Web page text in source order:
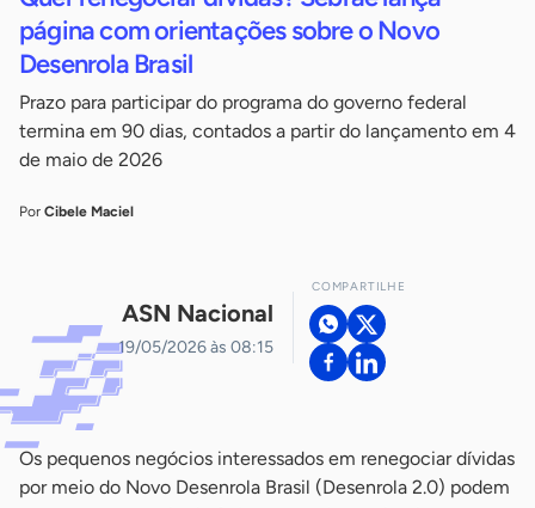
página com orientações sobre o Novo
Desenrola Brasil
Prazo para participar do programa do governo federal
termina em 90 dias, contados a partir do lançamento em 4
de maio de 2026
Por Cibele Maciel
ASN Nacional
19/05/2026 às 08:15
COMPARTILHE
Os pequenos negócios interessados em renegociar dívidas
por meio do Novo Desenrola Brasil (Desenrola 2.0) podem